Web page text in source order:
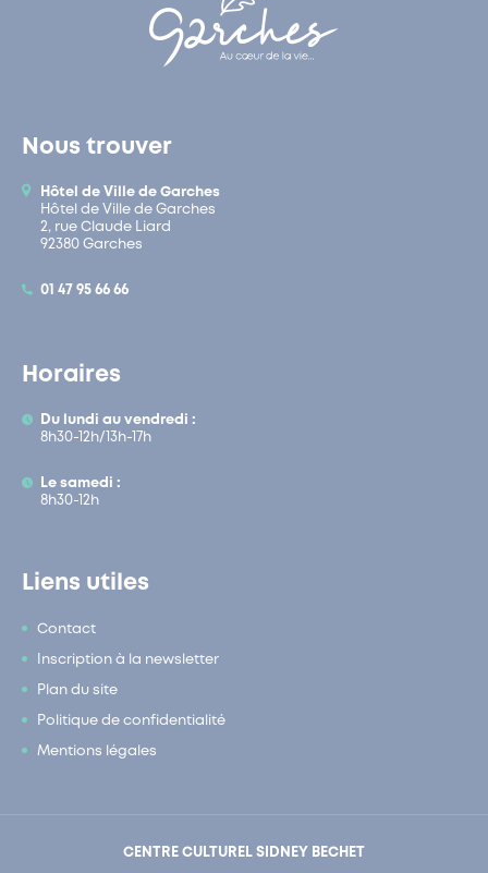
Nous trouver
Hôtel de Ville de Garches
Hôtel de Ville de Garches
2, rue Claude Liard
92380 Garches
01 47 95 66 66
Horaires
Du lundi au vendredi :
8h30-12h/13h-17h
Le samedi :
8h30-12h
Liens utiles
Contact
Inscription à la newsletter
Plan du site
Politique de confidentialité
Mentions légales
CENTRE CULTUREL SIDNEY BECHET